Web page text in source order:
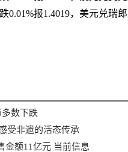
报1.4019，美元兑瑞郎
数下跌
受非遗的活态传承
金额11亿元 当前信息